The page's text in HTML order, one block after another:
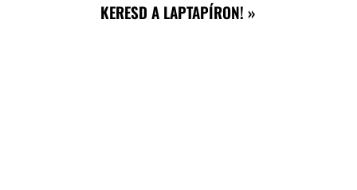
KERESD A LAPTAPÍRON! »